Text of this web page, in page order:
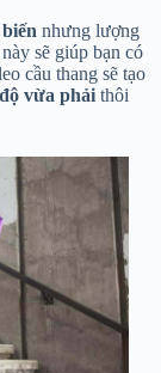
nhưng lượng
sẽ giúp bạn có
cầu thang sẽ tạo
vừa phải thôi